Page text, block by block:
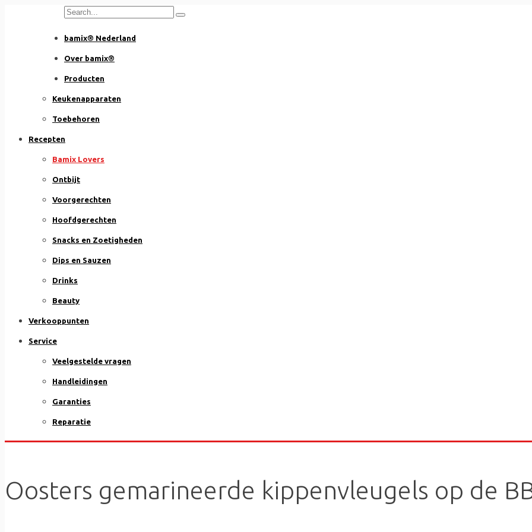
bamix® Nederland
Over bamix®
Producten
Keukenapparaten
Toebehoren
Recepten
Bamix Lovers
Ontbijt
Voorgerechten
Hoofdgerechten
Snacks en Zoetigheden
Dips en Sauzen
Drinks
Beauty
Verkooppunten
Service
Veelgestelde vragen
Handleidingen
Garanties
Reparatie
Oosters gemarineerde kippenvleugels op de